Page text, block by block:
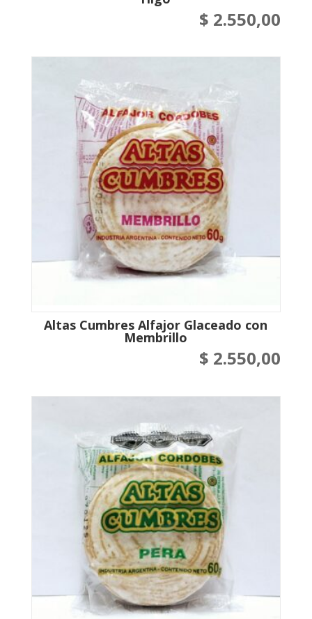
$ 2.550,00
Altas Cumbres Alfajor Glaceado con
Membrillo
$ 2.550,00